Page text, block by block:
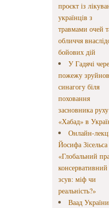
проєкт із
українців з
травмами очей
обличчя
бойових дій
У Гадячі
пожежу
синагогу біля
поховання
засновника руху
«Хабад» в
Онлайн-
Йосифа Зісельса
«Глобальний
консервативний
зсув: міф чи
реальність?»
Ваад України